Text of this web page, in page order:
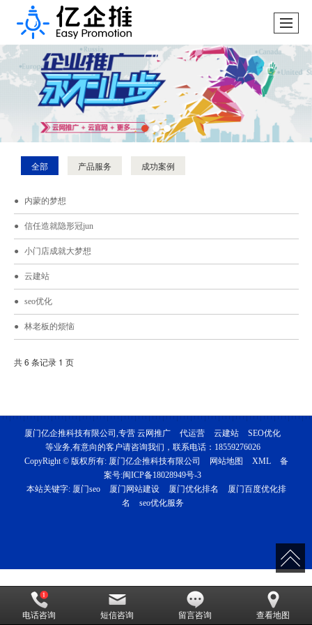
全部 产品服务 成功案例
内蒙的梦想
信任造就隐形冠jun
小门店成就大梦想
云建站
seo优化
林老板的烦恼
共 6 条记录 1 页
厦门亿企推科技有限公司,专营 云网推广 代运营 云建站
SEO优化
等业务,有意向的客户请咨询我们，联系电话： 18559276026
CopyRight © 版权所有: 厦门亿企推科技有限公司 网站地图 XML
备
案号:闽ICP备18028949号-3
本站关键字: 厦门seo 厦门网站建设 厦门优化排名
厦门百度优化排
名
seo优化服务
电话咨询 短信咨询 留言咨询 查看地图